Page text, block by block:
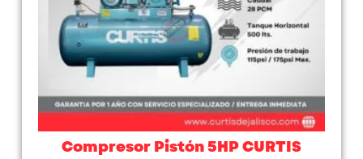
Compresor Pistón 5HP CURTIS